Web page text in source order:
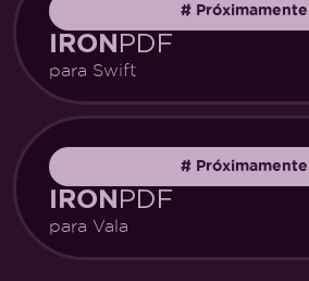
#Próximamente
IRONPDF
para Swift
#Próximamente
IRONPDF
para Vala